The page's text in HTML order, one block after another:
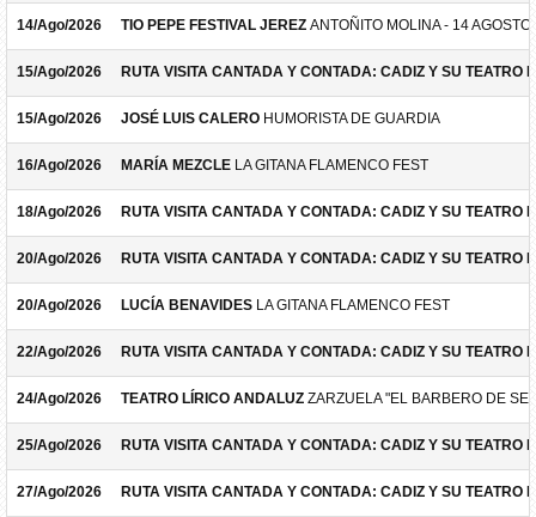
14/Ago/2026 TIO PEPE FESTIVAL JEREZ ANTOÑITO MOLINA - 14 AGOSTO
15/Ago/2026 RUTA VISITA CANTADA Y CONTADA: CADIZ Y SU TEATRO
15/Ago/2026 JOSÉ LUIS CALERO HUMORISTA DE GUARDIA
16/Ago/2026 MARÍA MEZCLE LA GITANA FLAMENCO FEST
18/Ago/2026 RUTA VISITA CANTADA Y CONTADA: CADIZ Y SU TEATRO
20/Ago/2026 RUTA VISITA CANTADA Y CONTADA: CADIZ Y SU TEATRO
20/Ago/2026 LUCÍA BENAVIDES LA GITANA FLAMENCO FEST
22/Ago/2026 RUTA VISITA CANTADA Y CONTADA: CADIZ Y SU TEATRO
24/Ago/2026 TEATRO LÍRICO ANDALUZ ZARZUELA "EL BARBERO DE
25/Ago/2026 RUTA VISITA CANTADA Y CONTADA: CADIZ Y SU TEATRO
27/Ago/2026 RUTA VISITA CANTADA Y CONTADA: CADIZ Y SU TEATRO